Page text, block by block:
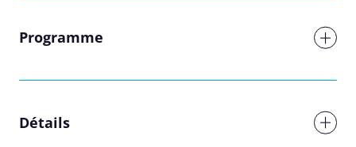
Programme
Détails
Réserver une session